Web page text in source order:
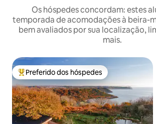
Os hóspedes concordam: estes
temporada de acomodações à beira-
bem avaliados por sua localização,
mais.
Entre os melhores preferidos dos hóspedes
Preferido dos hóspedes